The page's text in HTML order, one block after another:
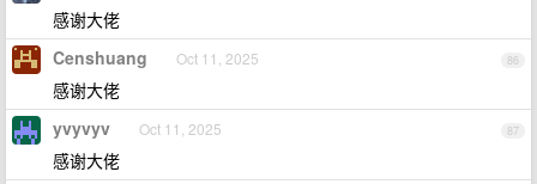
感谢大佬
86
Censhuang Oct 11, 2025
感谢大佬
87
yvyvyv Oct 11, 2025
感谢大佬